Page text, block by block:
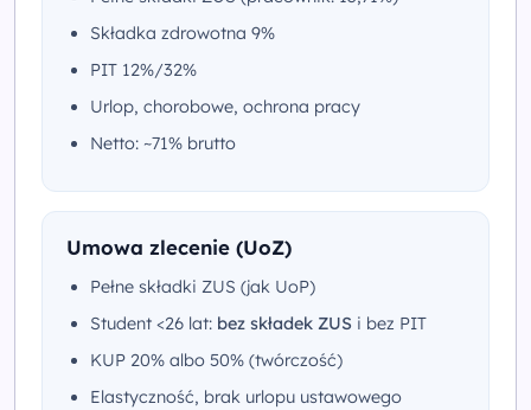
Składka zdrowotna 9%
PIT 12%/32%
Urlop, chorobowe, ochrona pracy
Netto: ~71% brutto
Umowa zlecenie (UoZ)
Pełne składki ZUS (jak UoP)
Student <26 lat: bez składek ZUS i bez PIT
KUP 20% albo 50% (twórczość)
Elastyczność, brak urlopu ustawowego